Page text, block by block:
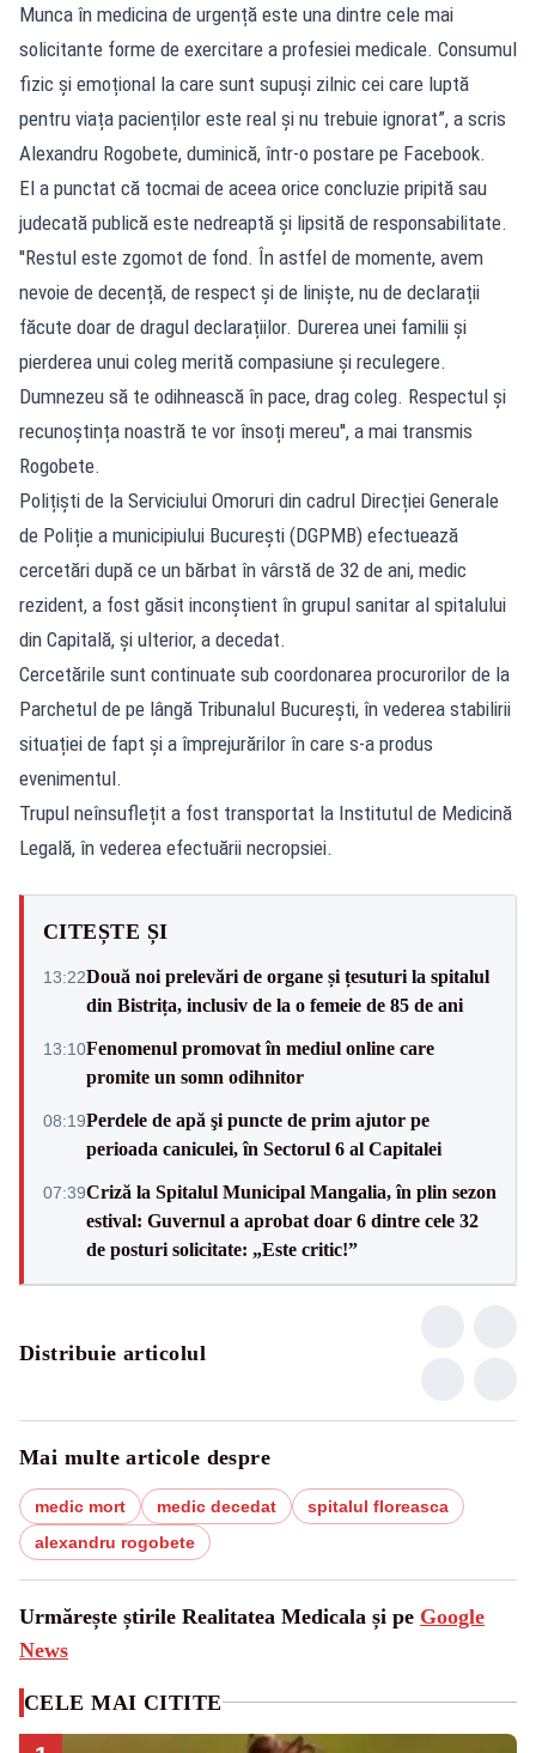
Munca în medicina de urgență este una dintre cele mai
solicitante forme de exercitare a profesiei medicale. Consumul
fizic și emoțional la care sunt supuși zilnic cei care luptă
pentru viața pacienților este real și nu trebuie ignorat”, a scris
Alexandru Rogobete, duminică, într-o postare pe Facebook.
El a punctat că tocmai de aceea orice concluzie pripită sau
judecată publică este nedreaptă și lipsită de responsabilitate.
''Restul este zgomot de fond. În astfel de momente, avem
nevoie de decență, de respect și de liniște, nu de declarații
făcute doar de dragul declarațiilor. Durerea unei familii și
pierderea unui coleg merită compasiune și reculegere.
Dumnezeu să te odihnească în pace, drag coleg. Respectul și
recunoștința noastră te vor însoți mereu'', a mai transmis
Rogobete.
Polițiști de la Serviciului Omoruri din cadrul Direcției Generale
de Poliție a municipiului București (DGPMB) efectuează
cercetări după ce un bărbat în vârstă de 32 de ani, medic
rezident, a fost găsit inconștient în grupul sanitar al spitalului
din Capitală, și ulterior, a decedat.
Cercetările sunt continuate sub coordonarea procurorilor de la
Parchetul de pe lângă Tribunalul București, în vederea stabilirii
situației de fapt și a împrejurărilor în care s-a produs
evenimentul.
Trupul neînsuflețit a fost transportat la Institutul de Medicină
Legală, în vederea efectuării necropsiei.
CITEȘTE ȘI
13:22Două noi prelevări de organe și țesuturi la spitalul
din Bistrița, inclusiv de la o femeie de 85 de ani
13:10Fenomenul promovat în mediul online care
promite un somn odihnitor
08:19Perdele de apă şi puncte de prim ajutor pe
perioada caniculei, în Sectorul 6 al Capitalei
07:39Criză la Spitalul Municipal Mangalia, în plin sezon
estival: Guvernul a aprobat doar 6 dintre cele 32
de posturi solicitate: „Este critic!”
Distribuie articolul
Mai multe articole despre
medic mort medic decedat
spitalul floreasca
alexandru rogobete
Urmărește știrile Realitatea Medicala și pe Google
News
CELE MAI CITITE